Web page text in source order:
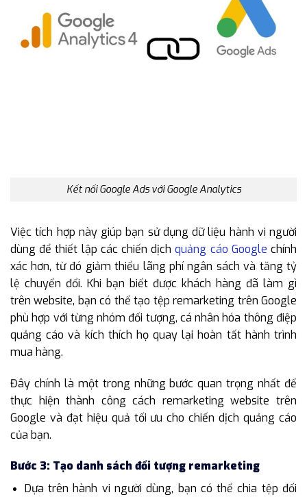
Kết nối Google Ads với Google Analytics
Việc tích hợp này giúp bạn sử dụng dữ liệu hành vi người
dùng để thiết lập các chiến dịchquảng cáo Google chính
xác hơn, từ đó giảm thiểu lãng phí ngân sách và tăng tỷ
lệ chuyển đổi. Khi bạn biết được khách hàng đã làm gì
trên website, bạn có thể tạo tệp remarketing trên Google
phù hợp với từng nhóm đối tượng, cá nhân hóa thông điệp
quảng cáo và kích thích họ quay lại hoàn tất hành trình
mua hàng.
Đây chính là một trong những bước quan trọng nhất để
thực hiện thành công cách remarketing website trên
Google và đạt hiệu quả tối ưu cho chiến dịch quảng cáo
của bạn.
Bước 3: Tạo danh sách đối tượng remarketing
Dựa trên hành vi người dùng, bạn có thể chia tệp đối